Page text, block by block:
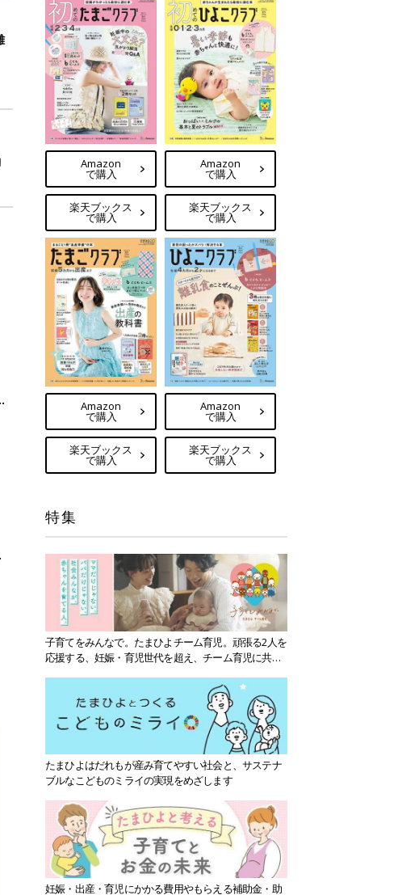
Amazon
で購入
楽天ブックス
で購入
Amazon
で購入
楽天ブックス
で購入
Amazon
で購入
楽天ブックス
で購入
Amazon
で購入
楽天ブックス
で購入
特集
子育てをみんなで。たまひよチーム育児。頑張る2人を
応援する、妊娠・育児世代を超え、チーム育児に共感
たまひよはだれもが産み育てやすい社会と、サステナ
ブルなこどものミライの実現をめざします
妊娠・出産・育児にかかる費用やもらえる補助金・助